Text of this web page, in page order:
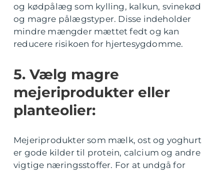
og kødpålæg som kylling, kalkun, svinekød
og magre pålægstyper. Disse indeholder
mindre mængder mættet fedt og kan
reducere risikoen for hjertesygdomme.
5. Vælg magre
mejeriprodukter eller
planteolier:
Mejeriprodukter som mælk, ost og yoghurt
er gode kilder til protein, calcium og andre
vigtige næringsstoffer. For at undgå for